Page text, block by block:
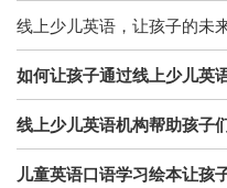
线上少儿英语，让孩子的未
如何让孩子通过线上少儿英
线上少儿英语机构帮助孩子
儿童英语口语学习绘本让孩